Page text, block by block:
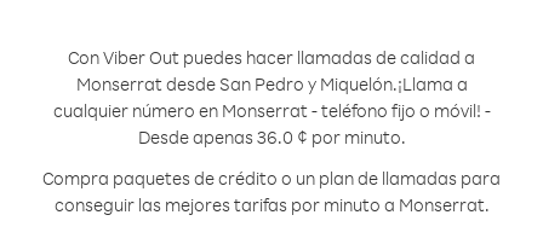
Con Viber Out puedes hacer llamadas de calidad a
Monserrat desde San Pedro y Miquelón.¡Llama a
cualquier número en Monserrat - teléfono fijo o móvil! -
Desde apenas 36.0 ¢ por minuto.
Compra paquetes de crédito o un plan de llamadas para
conseguir las mejores tarifas por minuto a Monserrat.